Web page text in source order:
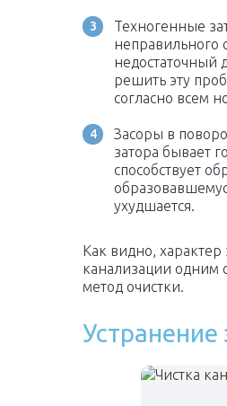
Техногенные
неправильного
недостаточный
решить эту
согласно всем
Засоры в
затора бывает
способствует
ухудшается.
Как видно, характер
канализации одним
метод очистки.
Устранение